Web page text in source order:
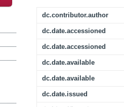
dc.contributor.author
dc.date.accessioned
dc.date.accessioned
dc.date.available
dc.date.available
dc.date.issued